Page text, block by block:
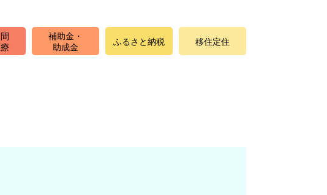
補助金・
助成金
ふるさと納税 移住定住